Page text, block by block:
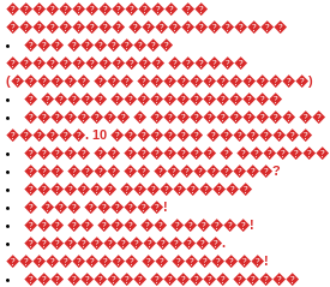
������������� ��
��������� ������������
��� ��������
������������ ������
(������ ��� �������������)
� ����� �������������
�������� � ����������� ��
������. 10 ������� ��������
����� �� ������� � �������
��� ���� �� ���������?
������� ����������
� ��� ������!
��� �� ��� �� ������!
���������������.
���������� �� �������!
��� ������ ������ �����